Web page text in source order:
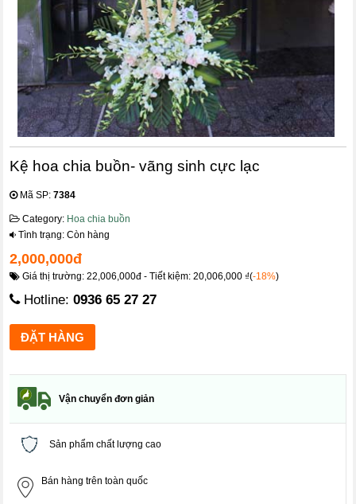
Kệ hoa chia buồn- vãng sinh cực lạc
Mã SP:7384
Category: Hoa chia buồn
Tình trạng: Còn hàng
2,000,000đ
Giá thị trường: 22,006,000đ - Tiết kiệm: 20,006,000 ₫(-18%)
Hotline:0936 65 27 27
Vận chuyển đơn giản
Sản phẩm chất lượng cao
Bán hàng trên toàn quốc